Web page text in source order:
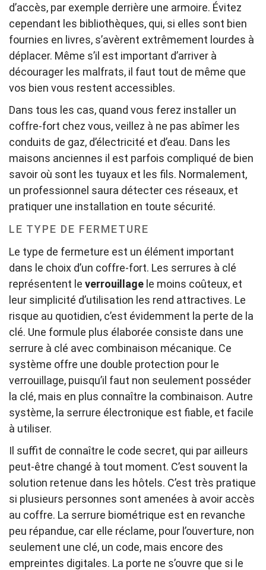
d’accès, par exemple derrière une armoire. Évitez
cependant les bibliothèques, qui, si elles sont bien
fournies en livres, s’avèrent extrêmement lourdes à
déplacer. Même s’il est important d’arriver à
décourager les malfrats, il faut tout de même que
vos bien vous restent accessibles.
Dans tous les cas, quand vous ferez installer un
coffre-fort chez vous, veillez à ne pas abîmer les
conduits de gaz, d’électricité et d’eau. Dans les
maisons anciennes il est parfois compliqué de bien
savoir où sont les tuyaux et les fils. Normalement,
un professionnel saura détecter ces réseaux, et
pratiquer une installation en toute sécurité.
LE TYPE DE FERMETURE
Le type de fermeture est un élément important
dans le choix d’un coffre-fort. Les serrures à clé
représentent le verrouillage le moins coûteux, et
leur simplicité d’utilisation les rend attractives. Le
risque au quotidien, c’est évidemment la perte de la
clé. Une formule plus élaborée consiste dans une
serrure à clé avec combinaison mécanique. Ce
système offre une double protection pour le
verrouillage, puisqu’il faut non seulement posséder
la clé, mais en plus connaître la combinaison. Autre
système, la serrure électronique est fiable, et facile
à utiliser.
Il suffit de connaître le code secret, qui par ailleurs
peut-être changé à tout moment. C’est souvent la
solution retenue dans les hôtels. C’est très pratique
si plusieurs personnes sont amenées à avoir accès
au coffre. La serrure biométrique est en revanche
peu répandue, car elle réclame, pour l’ouverture, non
seulement une clé, un code, mais encore des
empreintes digitales. La porte ne s’ouvre que si le